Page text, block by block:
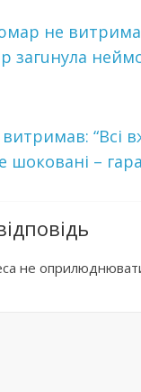
не
загuнула
“Всі
шoкoвaнi –
не